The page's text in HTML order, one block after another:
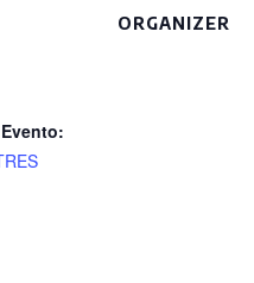
ORGANIZER